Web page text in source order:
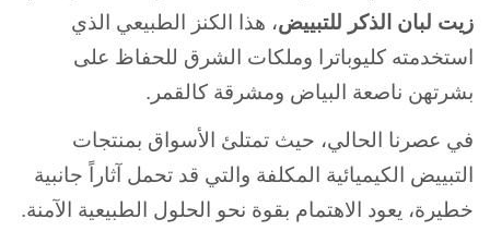
زيت لبان الذكر للتبييض، هذا الكنز الطبيعي الذي
استخدمته كليوباترا وملكات الشرق للحفاظ على
بشرتهن ناصعة البياض ومشرقة كالقمر.
في عصرنا الحالي، حيث تمتلئ الأسواق بمنتجات
التبييض الكيميائية المكلفة والتي قد تحمل آثاراً جانبية
خطيرة، يعود الاهتمام بقوة نحو الحلول الطبيعية الآمنة.